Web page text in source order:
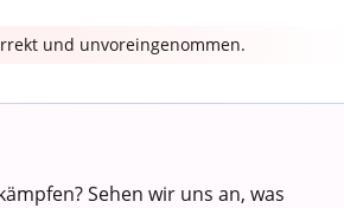
und unvoreingenommen.
Sehen wir uns an, was